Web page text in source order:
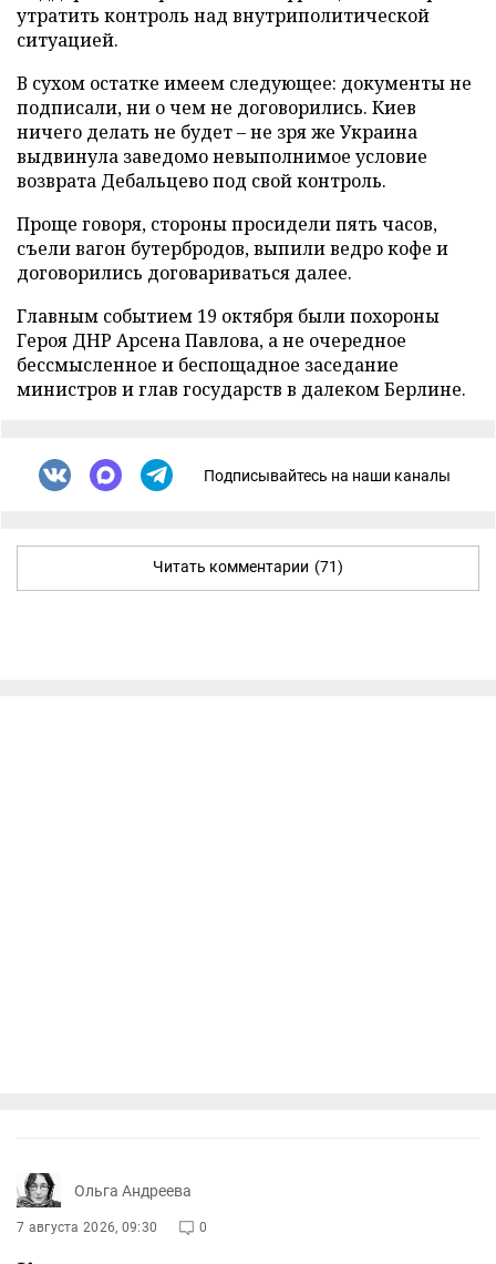
утратить контроль над внутриполитической
ситуацией.
В сухом остатке имеем следующее: документы не
подписали, ни о чем не договорились. Киев
ничего делать не будет – не зря же Украина
выдвинула заведомо невыполнимое условие
возврата Дебальцево под свой контроль.
Проще говоря, стороны просидели пять часов,
съели вагон бутербродов, выпили ведро кофе и
договорились договариваться далее.
Главным событием 19 октября были похороны
Героя ДНР Арсена Павлова, а не очередное
бессмысленное и беспощадное заседание
министров и глав государств в далеком Берлине.
Подписывайтесь на наши каналы
Читать комментарии (71)
Ольга Андреева
7 августа 2026, 09:30 0